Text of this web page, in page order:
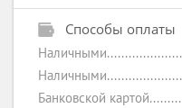
Способы оплаты
Наличными
Наличными
Банковской картой